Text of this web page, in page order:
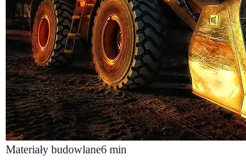
Materiały budowlane6 min